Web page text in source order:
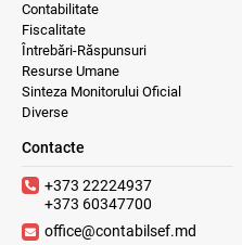
Contabilitate
Fiscalitate
Întrebări-Răspunsuri
Resurse Umane
Sinteza Monitorului Oficial
Diverse
Contacte
+373 22224937
+373 60347700
office@contabilsef.md